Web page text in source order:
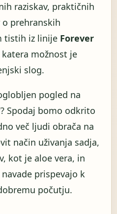
raziskav, praktičnih
prehranskih
tistih iz linije Forever
možnost je
slog.
pogled na
Spodaj bomo odkrito
več ljudi obrača na
način uživanja sadja,
kot je aloe vera, in
prispevajo k
počutju.